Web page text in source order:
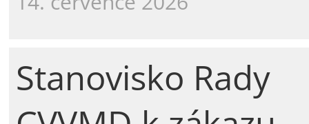
Stanovisko Rady